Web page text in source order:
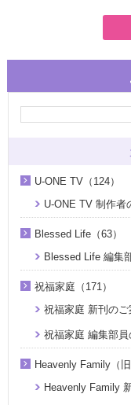
U-ONE TV（124）
U-ONE TV 制作者
Blessed Life（63）
Blessed Life 編集
祝福家庭（171）
祝福家庭 新刊のご
祝福家庭 編集部員
Heavenly Family（
Heavenly Family